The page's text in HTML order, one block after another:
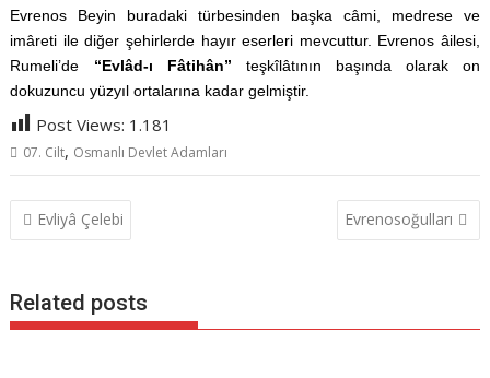
Evrenos Beyin buradaki türbesinden başka câmi, medrese ve
imâreti ile diğer şehirlerde hayır eserleri mevcuttur. Evrenos âilesi,
Rumeli’de “Evlâd-ı Fâtihân” teşkîlâtının başında olarak on
dokuzuncu yüzyıl ortalarına kadar gelmiştir.
Post Views: 1.181
07. Cilt, Osmanlı Devlet Adamları
Yazı
gezinmesi
Evliyâ Çelebi Evrenosoğulları
Related posts